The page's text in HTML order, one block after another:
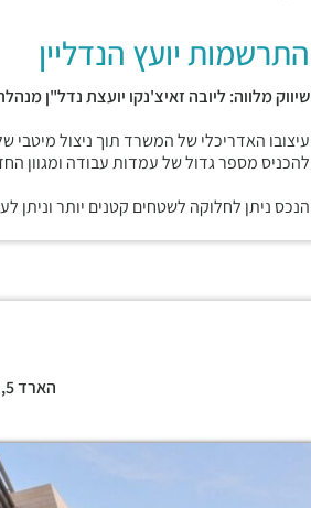
התרשמות יועץ הנדליין
שיווק מלווה: ליובה זאיצ'נקו יועצת נדל"ן
עיצובו האדריכלי של המשרד תוך ניצול
להכניס מספר גדול של עמדות עבודה ומגוון
הנכס ניתן לחלוקה לשטחים קטנים יותר וניתן
הארד 5,